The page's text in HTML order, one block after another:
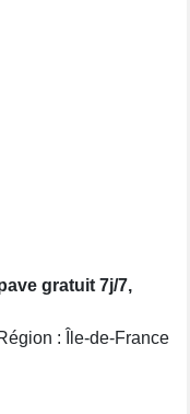
gratuit 7j/7,
: Île-de-France